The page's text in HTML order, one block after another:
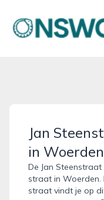
onswoerden.nl
Jan
in Woerden
De Jan Steenstraat
straat in Woerden.
straat vindt je op